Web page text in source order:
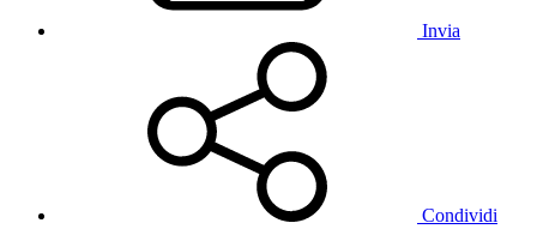
Invia
Condividi